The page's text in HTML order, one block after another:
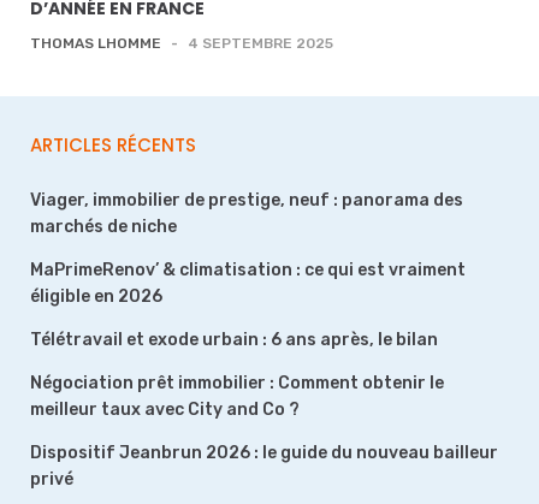
D’ANNÉE EN FRANCE
THOMAS LHOMME - 4 SEPTEMBRE 2025
ARTICLES RÉCENTS
Viager, immobilier de prestige, neuf : panorama des
marchés de niche
MaPrimeRenov’ & climatisation : ce qui est vraiment
éligible en 2026
Télétravail et exode urbain : 6 ans après, le bilan
Négociation prêt immobilier : Comment obtenir le
meilleur taux avec City and Co ?
Dispositif Jeanbrun 2026 : le guide du nouveau bailleur
privé